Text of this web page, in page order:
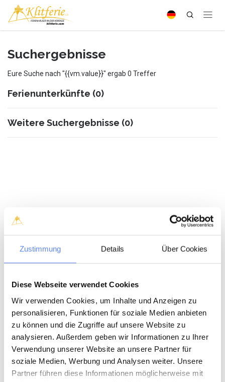
Zustimmung Details Über Cookies
Diese Webseite verwendet Cookies
Wir verwenden Cookies, um Inhalte und Anzeigen zu
personalisieren, Funktionen für soziale Medien anbieten
zu können und die Zugriffe auf unsere Website zu
analysieren. Außerdem geben wir Informationen zu Ihrer
Verwendung unserer Website an unsere Partner für
soziale Medien, Werbung und Analysen weiter. Unsere
Partner führen diese Informationen möglicherweise mit
Suchergebnisse
Eure Suche nach "{{vm.value}}" ergab 0 Treffer
Ferienunterkünfte (0)
Weitere Suchergebnisse (0)